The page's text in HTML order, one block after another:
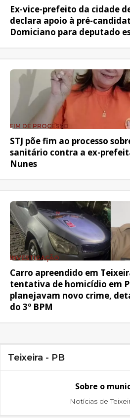
Ex-vice-prefeito da cidade
declara apoio à pré-
Domiciano para deputado
FIM DE PROCESSO
STJ põe fim ao processo
sanitário contra a ex-
Nunes
INVESTIGAÇÃO
Carro apreendido em
tentativa de homicídio em
planejavam novo crime,
do 3º BPM
Teixeira - PB
Sobre o
Notícias de